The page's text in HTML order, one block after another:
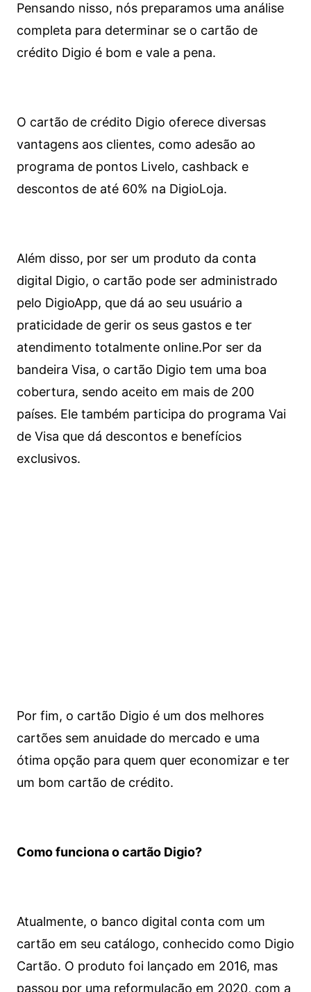
Pensando nisso, nós preparamos uma análise
completa para determinar se o cartão de
crédito Digio é bom e vale a pena.
O cartão de crédito Digio oferece diversas
vantagens aos clientes, como adesão ao
programa de pontos Livelo, cashback e
descontos de até 60% na DigioLoja.
Além disso, por ser um produto da conta
digital Digio, o cartão pode ser administrado
pelo DigioApp, que dá ao seu usuário a
praticidade de gerir os seus gastos e ter
atendimento totalmente online.Por ser da
bandeira Visa, o cartão Digio tem uma boa
cobertura, sendo aceito em mais de 200
países. Ele também participa do programa Vai
de Visa que dá descontos e benefícios
exclusivos.
Por fim, o cartão Digio é um dos melhores
cartões sem anuidade do mercado e uma
ótima opção para quem quer economizar e ter
um bom cartão de crédito.
Como funciona o cartão Digio?
Atualmente, o banco digital conta com um
cartão em seu catálogo, conhecido como Digio
Cartão. O produto foi lançado em 2016, mas
passou por uma reformulação em 2020, com a